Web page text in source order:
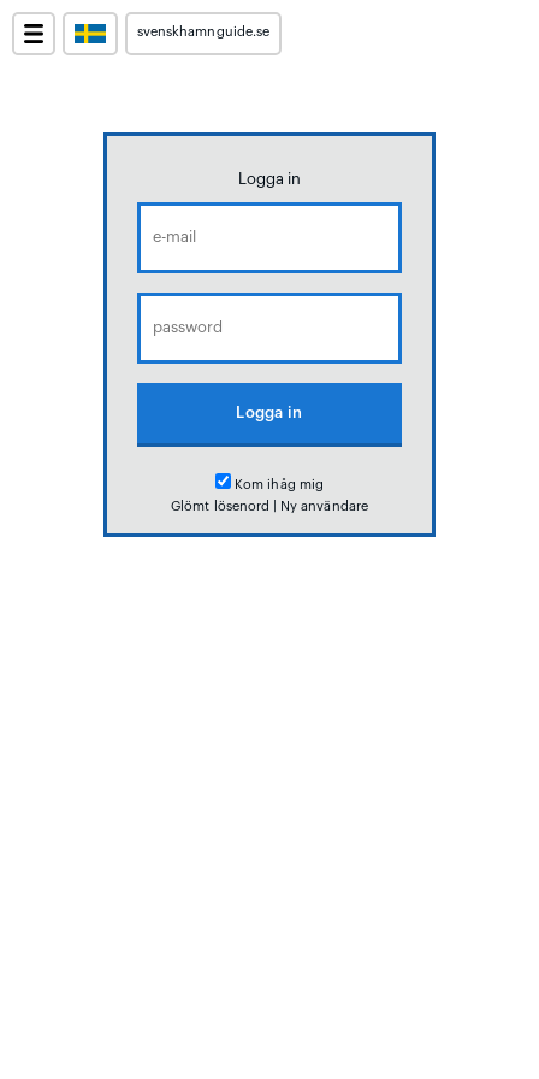
svenskhamnguide.se
Logga in
Kom ihåg mig
Glömt lösenord
Ny användare